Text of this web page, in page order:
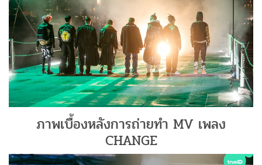
ภาพเบื้องหลังการถ่ายทำ MV เพลง
CHANGE